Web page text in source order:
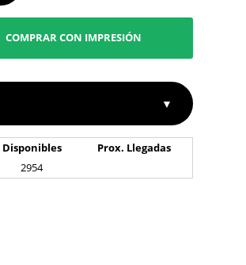
COMPRAR CON IMPRESIÓN
▼
Disponibles
Prox. Llegadas
2954